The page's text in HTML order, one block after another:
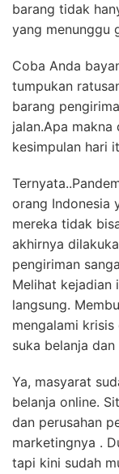
barang tidak
yang menunggu
Coba Anda
tumpukan
barang
jalan.Apa
kesimpulan hari
orang Indonesia
mereka tidak
akhirnya
pengiriman
Melihat kejadian
langsung.
mengalami
suka belanja
Ya, masyarat
belanja online.
dan perusahan
marketingnya .
tapi kini sudah